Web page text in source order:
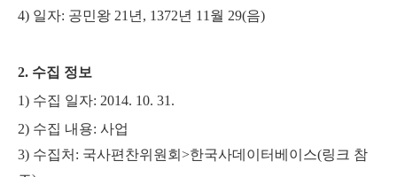
4) 일자: 공민왕 21년, 1372년 11 월 29(음)
2. 수집 정보
1) 수집 일자: 2014. 10. 31.
2) 수집 내용: 사업
3) 수집처: 국사편찬위원회>한국사데이터베이스(링크 참